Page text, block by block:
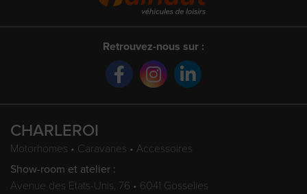
Retrouvez-nous sur :
CHARLEROI
Motorhomes • Caravanes • Accessoires
Show-room et atelier :
Avenue des Etats-Unis, 76 • 6041 Gosselies